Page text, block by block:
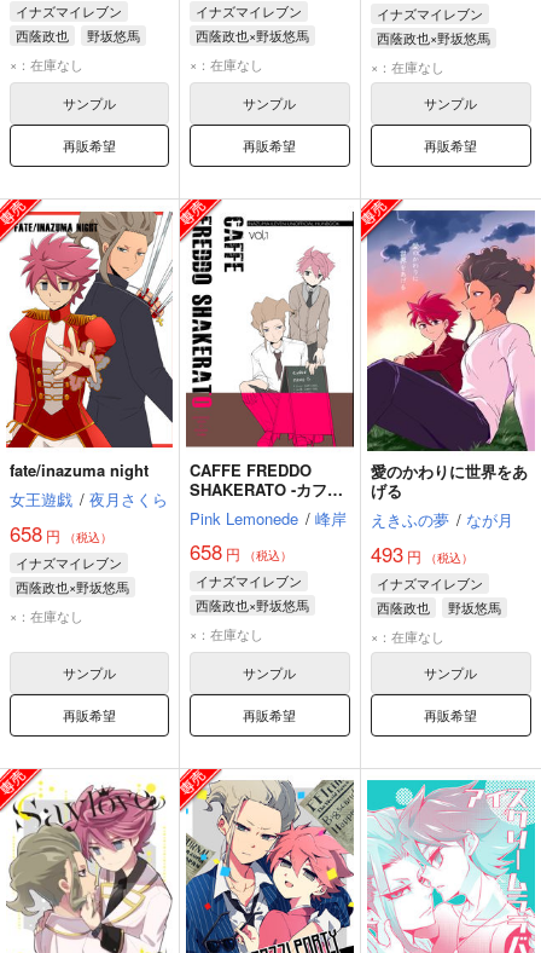
イナズマイレブン
西蔭政也
野坂悠馬
×：在庫なし
サンプル
再販希望
イナズマイレブン
西蔭政也×野坂悠馬
野坂悠馬
×：在庫なし
サンプル
再販希望
イナズマイレブン
西蔭政也×野坂悠馬
野坂悠馬
灰崎凌兵
×：在庫なし
サンプル
再販希望
fate/inazuma night
女王遊戯 / 夜月さくら
658 円 （税込）
イナズマイレブン
西蔭政也×野坂悠馬
野坂悠馬
×：在庫なし
サンプル
再販希望
CAFFE FREDDO
SHAKERATO -カフ
ェ・フレッド・シェケ
ラート-
Pink Lemonede / 峰岸
658 円 （税込）
イナズマイレブン
西蔭政也×野坂悠馬
野坂悠馬
×：在庫なし
サンプル
再販希望
愛のかわりに世界をあ
げる
えきふの夢 / なが月
493円 （税込）
イナズマイレブン
西蔭政也
野坂悠馬
×：在庫なし
サンプル
再販希望